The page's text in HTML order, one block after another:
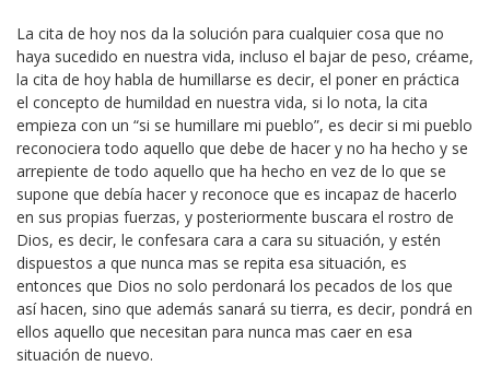
La cita de hoy nos da la solución para cualquier cosa que no
haya sucedido en nuestra vida, incluso el bajar de peso, créame,
la cita de hoy habla de humillarse es decir, el poner en práctica
el concepto de humildad en nuestra vida, si lo nota, la cita
empieza con un “si se humillare mi pueblo”, es decir si mi pueblo
reconociera todo aquello que debe de hacer y no ha hecho y se
arrepiente de todo aquello que ha hecho en vez de lo que se
supone que debía hacer y reconoce que es incapaz de hacerlo
en sus propias fuerzas, y posteriormente buscara el rostro de
Dios, es decir, le confesara cara a cara su situación, y estén
dispuestos a que nunca mas se repita esa situación, es
entonces que Dios no solo perdonará los pecados de los que
así hacen, sino que además sanará su tierra, es decir, pondrá en
ellos aquello que necesitan para nunca mas caer en esa
situación de nuevo.